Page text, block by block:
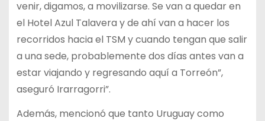
venir, digamos, a movilizarse. Se van a quedar en
el Hotel Azul Talavera y de ahí van a hacer los
recorridos hacia el TSM y cuando tengan que salir
a una sede, probablemente dos días antes van a
estar viajando y regresando aquí a Torreón”,
aseguró Irarragorri”.
Además, mencionó que tanto Uruguay como